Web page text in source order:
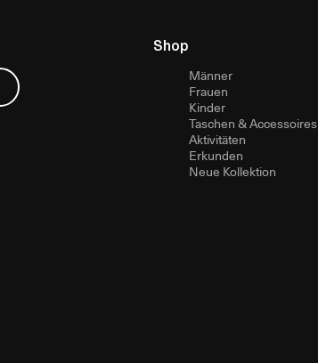
Shop
Männer
Frauen
Kinder
Taschen & Accessoires
Aktivitäten
Erkunden
Neue Kollektion